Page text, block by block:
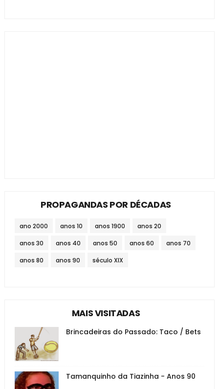
PROPAGANDAS POR DÉCADAS
ano 2000 anos 10 anos 1900 anos 20
anos 30 anos 40 anos 50 anos 60 anos 70
anos 80 anos 90 século XIX
MAIS VISITADAS
Brincadeiras do Passado: Taco / Bets
Tamanquinho da Tiazinha - Anos 90